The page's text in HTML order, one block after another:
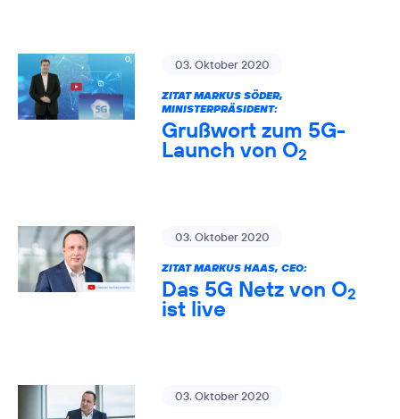
03. Oktober 2020
ZITAT MARKUS SÖDER,
MINISTERPRÄSIDENT:
Grußwort zum 5G-
Launch von O2
03. Oktober 2020
ZITAT MARKUS HAAS, CEO:
Das 5G Netz von O2
ist live
03. Oktober 2020